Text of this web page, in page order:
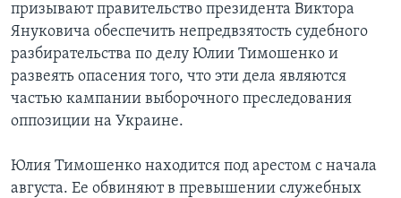
призывают правительство президента Виктора
Януковича обеспечить непредвзятость судебного
разбирательства по делу Юлии Тимошенко и
развеять опасения того, что эти дела являются
частью кампании выборочного преследования
оппозиции на Украине.
Юлия Тимошенко находится под арестом с начала
августа. Ее обвиняют в превышении служебных